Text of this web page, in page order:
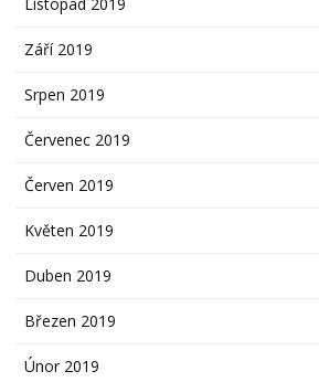
Listopad 2019
Září 2019
Srpen 2019
Červenec 2019
Červen 2019
Květen 2019
Duben 2019
Březen 2019
Únor 2019